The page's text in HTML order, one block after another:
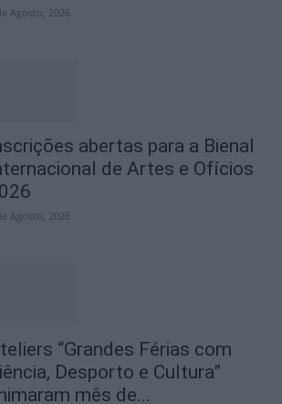
Agosto, 2026
abertas para a Bienal
de Artes e Ofícios
Agosto, 2026
“Grandes Férias com
Desporto e Cultura”
mês de...